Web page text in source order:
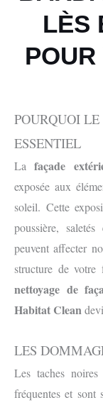
LÈS
POURQUOI
ESSENTIEL
Lafaçade
exposée aux
soleil. Cette
poussière,
peuvent affecter
structure de votre
nettoyage de
Habitat Clean
LES
Les taches
fréquentes et sont